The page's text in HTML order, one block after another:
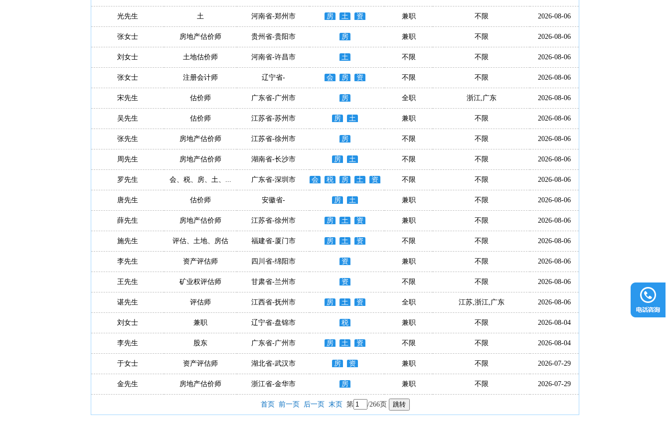
光先生 土 河南省-郑州市 房 土 资 兼职 不限 2026-08-06
张女士 房地产估价师 贵州省-贵阳市 房 兼职 不限 2026-08-06
刘女士 土地估价师 河南省-许昌市 土 不限 不限 2026-08-06
张女士 注册会计师 辽宁省- 会 房 资 不限 不限 2026-08-06
宋先生 估价师 广东省-广州市 房 全职 浙江,广东 2026-08-06
吴先生 估价师 江苏省-苏州市 房 土 兼职 不限 2026-08-06
张先生 房地产估价师 江苏省-徐州市 房 不限 不限 2026-08-06
周先生 房地产估价师 湖南省-长沙市 房 土 不限 不限 2026-08-06
罗先生 会、税、房、土、... 广东省-深圳市 会 税 房 土 资 不限 不限 2026-08-06
唐先生 估价师 安徽省- 房 土 兼职 不限 2026-08-06
薛先生 房地产估价师 江苏省-徐州市 房 土 资 兼职 不限 2026-08-06
施先生 评估、土地、房估 福建省-厦门市 房 土 资 不限 不限 2026-08-06
李先生 资产评估师 四川省-绵阳市 资 兼职 不限 2026-08-06
王先生 矿业权评估师 甘肃省-兰州市 资 不限 不限 2026-08-06
谌先生 评估师 江西省-抚州市 房 土 资 全职 江苏,浙江,广东 2026-08-06
刘女士 兼职 辽宁省-盘锦市 税 兼职 不限 2026-08-04
李先生 股东 广东省-广州市 房 土 资 不限 不限 2026-08-04
于女士 资产评估师 湖北省-武汉市 房 资 兼职 不限 2026-07-29
金先生 房地产估价师 浙江省-金华市 房 兼职 不限 2026-07-29
首页 前一页 后一页 末页 第 /266页